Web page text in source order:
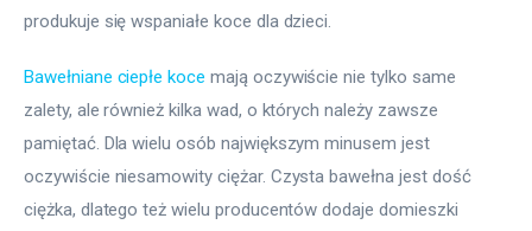
produkuje się wspaniałe koce dla dzieci.
Bawełniane ciepłe koce mają oczywiście nie tylko same
zalety, ale również kilka wad, o których należy zawsze
pamiętać. Dla wielu osób największym minusem jest
oczywiście niesamowity ciężar. Czysta bawełna jest dość
ciężka, dlatego też wielu producentów dodaje domieszki